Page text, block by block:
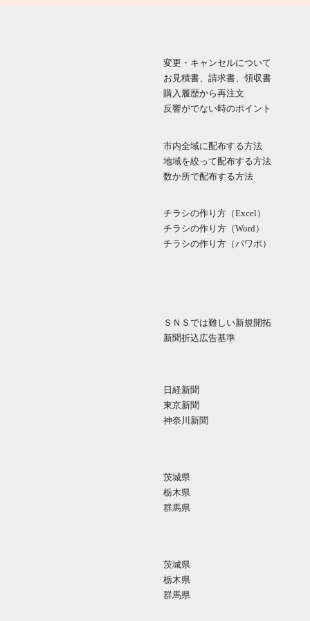
変更・キャンセルについて
お見積書、請求書、領収書
購入履歴から再注文
反響がでない時のポイント
市内全域に配布する方法
地域を絞って配布する方法
数か所で配布する方法
チラシの作り方（Excel）
チラシの作り方（Word）
チラシの作り方（パワポ）
ＳＮＳでは難しい新規開拓
新聞折込広告基準
日経新聞
東京新聞
神奈川新聞
茨城県
栃木県
群馬県
茨城県
栃木県
群馬県